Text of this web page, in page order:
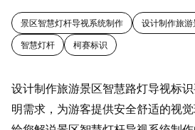
景区智慧灯杆导视系统制作 设计制作旅
智慧灯杆 柯赛标识
设计制作旅游景区智慧路灯导视标
明需求，为游客提供安全舒适的视